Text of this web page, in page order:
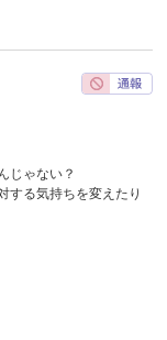
じゃない？
する気持ちを変えたり